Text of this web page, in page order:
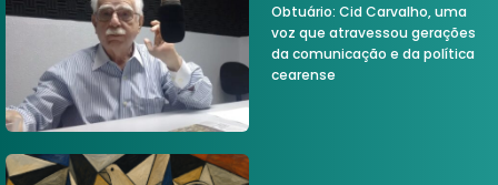
Obtuário: Cid Carvalho, uma
voz que atravessou gerações
da comunicação e da política
cearense